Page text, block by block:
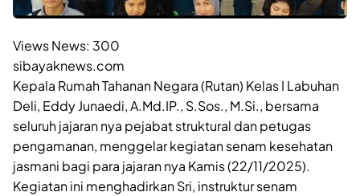
Views News: 300
sibayaknews.com
Kepala Rumah Tahanan Negara (Rutan) Kelas I Labuhan
Deli, Eddy Junaedi, A.Md.IP., S.Sos., M.Si., bersama
seluruh jajaran nya pejabat struktural dan petugas
pengamanan, menggelar kegiatan senam kesehatan
jasmani bagi para jajaran nya Kamis (22/11/2025).
Kegiatan ini menghadirkan Sri, instruktur senam